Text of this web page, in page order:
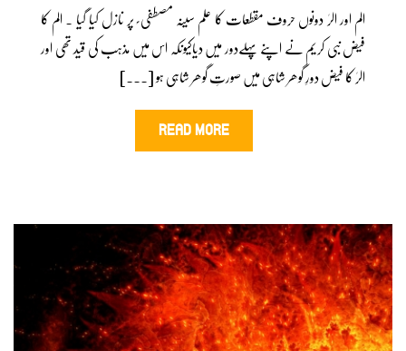
الم اور الرٰ دونوں حروف مقطعات کا علم سینہ مصطفی ؐ پر نازل کیا گیا ۔ الم کا
فیض نبی کریم نے اپنے پہلےدور میں دیاکیونکہ اس میں مذہب کی قید تھی اور
الرٰ کا فیض دورِ گوھر شاہی میں صورتِ گوھر شاہی ہو [...]
READ MORE